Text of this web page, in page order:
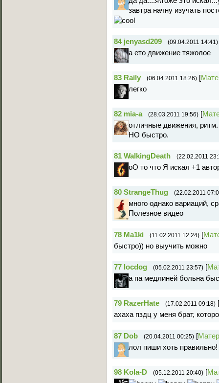
завтра начну изучать
84 jenyasd209 (09.04.2011 14:41)
а ето движение тяжолое
83 Raily (06.04.2011 18:26) [
легко
82 mia-a (28.03.2011 19:56) [
отличные движения, ритм.
НО быстро.
81 WalkingDeath (22.02.2011
оО то что Я искал +1
80 StrangeThug (22.02.2011
много однако вариаций,
Полезное видео
78 Ma1ki (11.02.2011 12:24) [
быстро)) но выучить можно
77 locdog (05.02.2011 23:57) [
а па медлиней больна
79 RazerHate (17.02.2011 09:18) [
ахаха пздц у меня брат,
87 Dob (20.04.2011 00:25) [
лол пиши хоть правильно!
98 Kola-D (05.12.2011 20:40) [